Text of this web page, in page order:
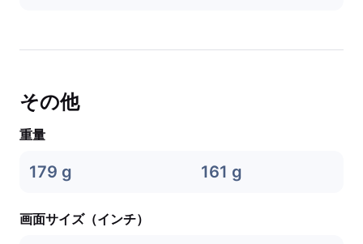
その他
重量
179 g 161 g
画面サイズ（インチ）